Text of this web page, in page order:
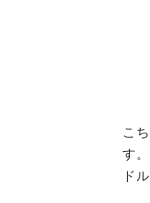
こ
す
ド